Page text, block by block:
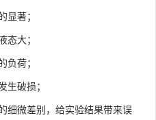
显著；
态大；
负荷；
生破损；
细微差别，给实验结果带来误